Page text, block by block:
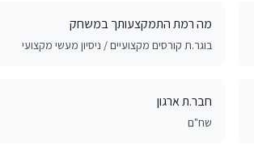
מה רמת התמקצעותך במשחק
בוגר.ת קורסים מקצועיים / ניסיון מעשי מקצועי
חבר.ת ארגון
שח"ם